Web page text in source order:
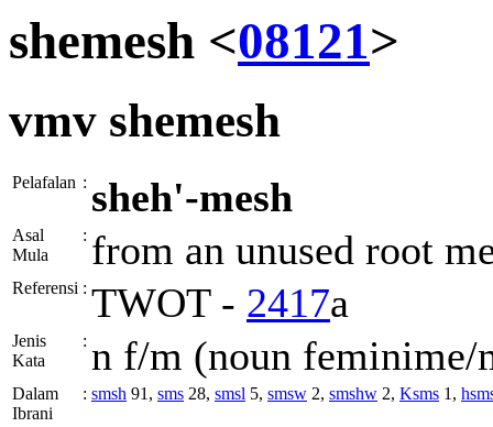
shemesh <08121>
vmv shemesh
Pelafalan : sheh'-mesh
Asal
Mula
: from an unused root
Referensi : TWOT - 2417a
Jenis
Kata
: n f/m (noun feminime/
Dalam
Ibrani
: smsh 91, sms 28, smsl 5, smsw 2, smshw 2, Ksms 1,